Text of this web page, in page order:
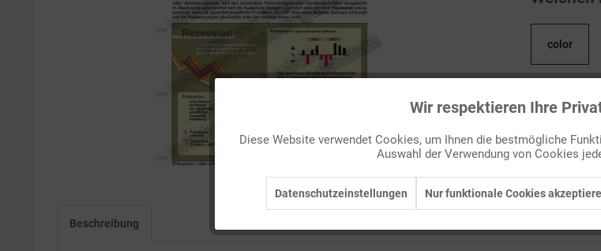
color
Auf Ihren
Beschreibung
Wir respektieren Ihre
Diese Website verwendet Cookies, um Ihnen die bestmögliche
Auswahl der Verwendung von Cookies
Datenschutzeinstellungen Nur funktionale Cookies